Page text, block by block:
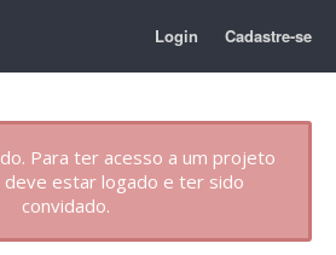
Login Cadastre-se
Para ter acesso a um projeto
deve estar logado e ter sido
convidado.